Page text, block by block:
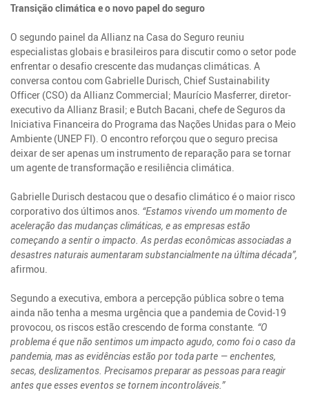
Transição climática e o novo papel do seguro
O segundo painel da Allianz na Casa do Seguro reuniu
especialistas globais e brasileiros para discutir como o setor pode
enfrentar o desafio crescente das mudanças climáticas. A
conversa contou com Gabrielle Durisch, Chief Sustainability
Officer (CSO) da Allianz Commercial; Maurício Masferrer, diretor-
executivo da Allianz Brasil; e Butch Bacani, chefe de Seguros da
Iniciativa Financeira do Programa das Nações Unidas para o Meio
Ambiente (UNEP FI). O encontro reforçou que o seguro precisa
deixar de ser apenas um instrumento de reparação para se tornar
um agente de transformação e resiliência climática.
Gabrielle Durisch destacou que o desafio climático é o maior risco
corporativo dos últimos anos. “Estamos vivendo um momento de
aceleração das mudanças climáticas, e as empresas estão
começando a sentir o impacto. As perdas econômicas associadas a
desastres naturais aumentaram substancialmente na última década”,
afirmou.
Segundo a executiva, embora a percepção pública sobre o tema
ainda não tenha a mesma urgência que a pandemia de Covid-19
provocou, os riscos estão crescendo de forma constante . “O
problema é que não sentimos um impacto agudo, como foi o caso da
pandemia, mas as evidências estão por toda parte — enchentes,
secas, deslizamentos. Precisamos preparar as pessoas para reagir
antes que esses eventos se tornem incontroláveis.”